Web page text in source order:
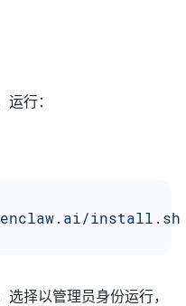
行：
install.sh
选择以管理员身份运行，